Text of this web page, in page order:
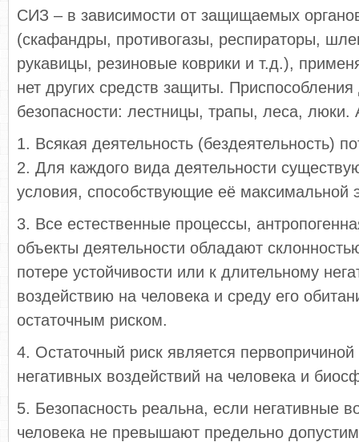
СИЗ – в зависимости от защищаемых
(скафандры, противогазы, респираторы,
рукавицы, резиновые коврики и т.д.),
нет других средств защиты. Приспособления
безопасности: лестницы, трапы, леса,
1. Всякая деятельность (бездеятельность)
2. Для каждого вида деятельности
условия, способствующие её максимальной
3. Все естественные процессы,
объекты деятельности обладают
потере устойчивости или к длительному
воздействию на человека и среду его
остаточным риском.
4. Остаточный риск является
негативных воздействий на человека и
5. Безопасность реальна, если негативные
человека не превышают предельно